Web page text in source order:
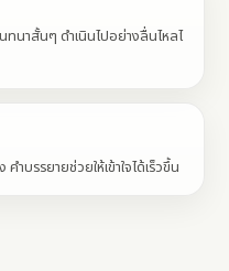
ทนาสั้นๆ ดำเนินไปอย่างลื่นไหลไ
ำบรรยายช่วยให้เข้าใจได้เร็วขึ้น